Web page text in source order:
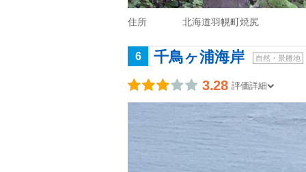
住所 北海道羽幌町焼尻
6 千鳥ヶ浦海岸 自然・景勝地
3.28 評価詳細